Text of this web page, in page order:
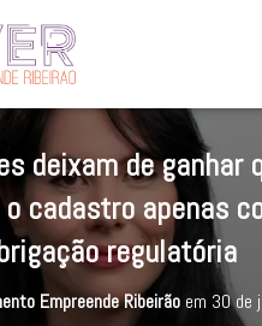
deixam de ganhar
cadastro apenas
regulatória
Empreende Ribeirãoem 30 de